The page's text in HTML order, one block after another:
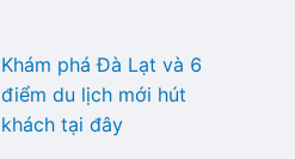
Khám phá Đà Lạt và 6
điểm du lịch mới hút
khách tại đây